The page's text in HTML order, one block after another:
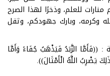
للعلم، وذخرًا لهذا الصرح
وكرمه، وبارك جهودكم، وثقل
: ((فَأَمَّا الزَّبَدُ فَيَذْهَبُ جُفَاءً وَأَمَّا
يَضْرِبُ اللَّهُ الْأَمْثَالَ)).